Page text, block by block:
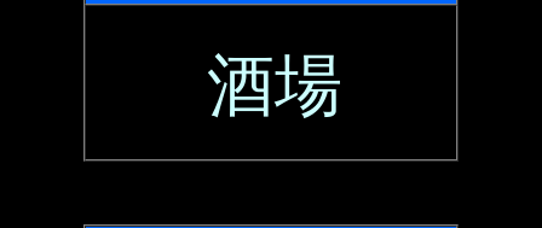
酒場